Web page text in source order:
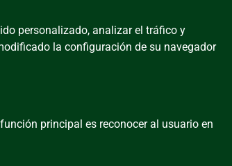
personalizado, analizar el tráfico y
la configuración de su navegador
principal es reconocer al usuario en